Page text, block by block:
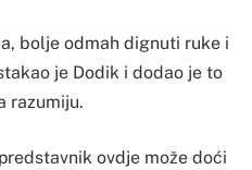
bolje odmah dignuti ruke i
je Dodik i dodao je to
razumiju.
ovdje može doći